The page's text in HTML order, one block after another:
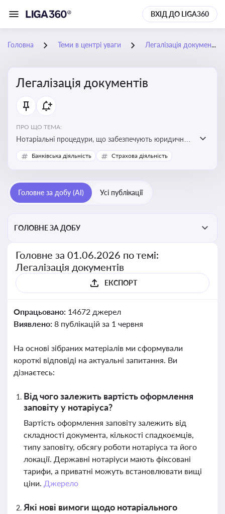
ВХІД ДО LIGA360
Головна Теми в центрі уваги Легалізація документів
Легалізація документів
ПРО ЩО ТЕМА:
Нотаріальні процедури, що забезпечують юридичну
чинність документів та їх використання в
правовідносинах, у тому числі за кордоном.
правильно оформлювати документи, уникати ризиків
недійсності та забезпечувати їх належне прийняття
Банківська діяльність Страхова діяльність
Головне за добу (AI) Усі публікації
ГОЛОВНЕ ЗА ДОБУ
Головне за 01.06.2026 по темі:
Легалізація документів
ЕКСПОРТ
Опрацьовано: 14672 джерел
Виявлено: 8 публікацій за 1 червня
На основі зібраних матеріалів ми сформували
короткі відповіді на актуальні запитання. Ви
дізнаєтесь:
Від чого залежить вартість оформлення
заповіту у нотаріуса?
Вартість оформлення заповіту залежить від
складності документа, кількості спадкоємців,
типу заповіту, обсягу роботи нотаріуса та його
локації. Державні нотаріуси мають фіксовані
тарифи, а приватні можуть встановлювати вищі
ціни. Джерело
Які нові вимоги щодо нотаріального